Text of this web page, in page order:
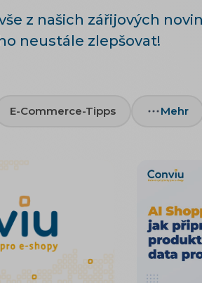
z našich zářijových
neustále zlepšovat!
E-Commerce-Tipps Mehr